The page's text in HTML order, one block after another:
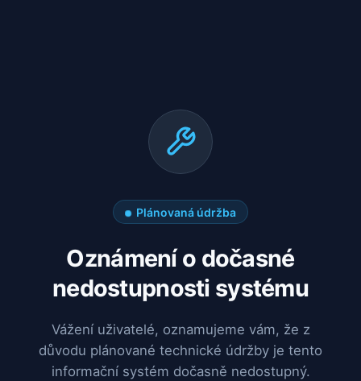
Plánovaná údržba
Oznámení o dočasné
nedostupnosti systému
Vážení uživatelé, oznamujeme vám, že z
důvodu plánované technické údržby je tento
informační systém dočasně nedostupný.